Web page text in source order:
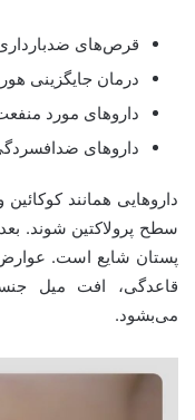
قرص‌های
درمان جایگزینی
داروهای مورد
داروهای
داروهایی همانند
سطح پرولاکتین شوند.
پستان شایع است. عوارض
قاعدگی، افت میل
می‌بشود.